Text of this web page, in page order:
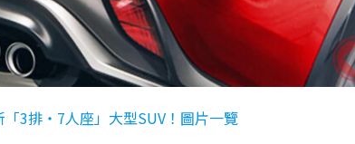
3排・7人座」大型SUV！圖片一覽